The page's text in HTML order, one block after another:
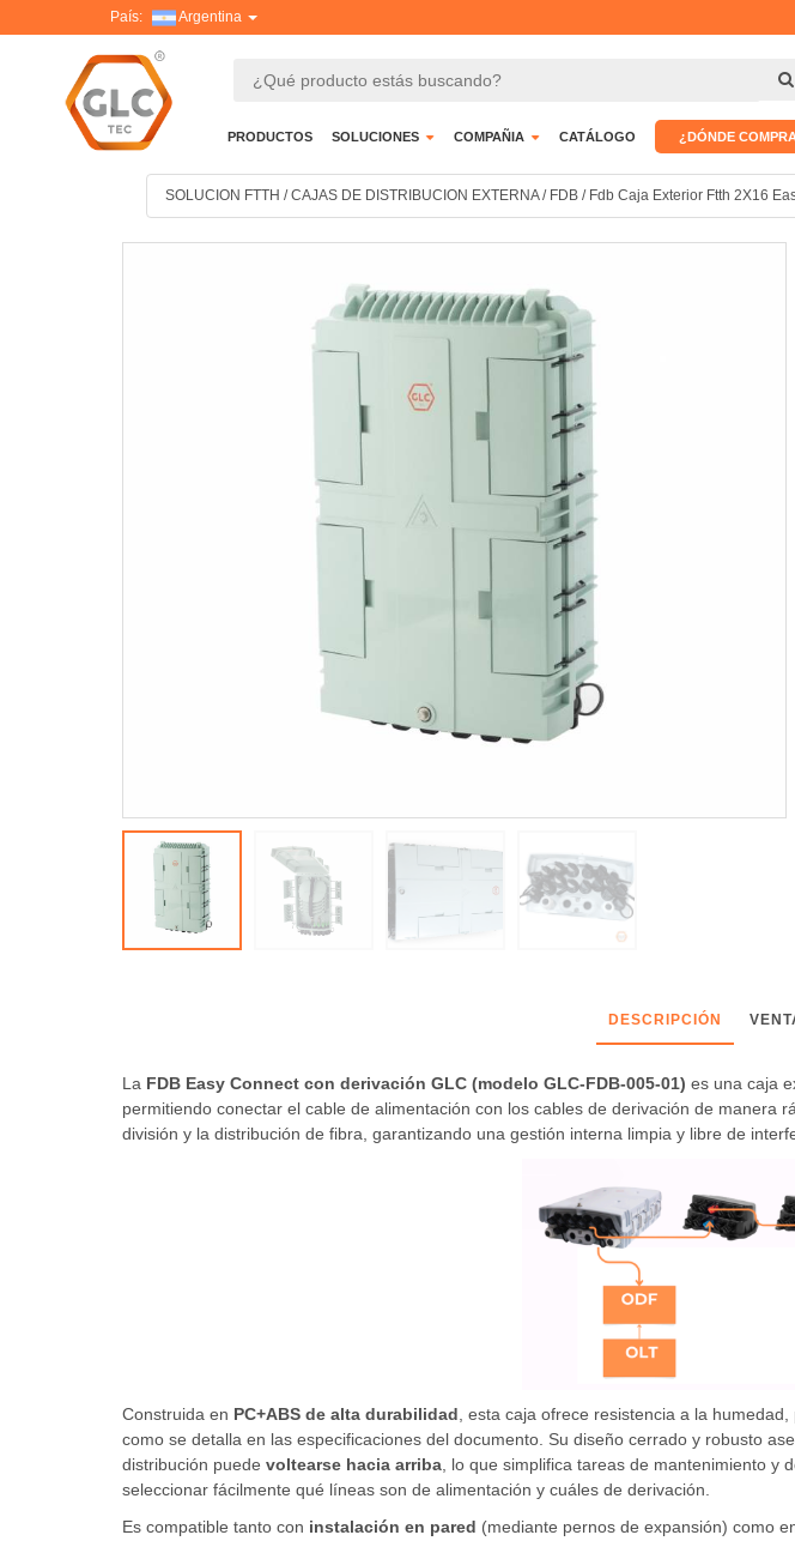
PRODUCTOS SOLUCIONES COMPAÑIA CATÁLOGO ¿DÓNDE
País: Argentina
SOLUCION FTTH /CAJAS DE DISTRIBUCION EXTERNA/ FDB / Fdb Caja Exterior Ftth 2X16
DESCRIPCIÓN
La FDB Easy Connect con derivación GLC (modelo GLC-FDB-005-01) es una caja
permitiendo conectar el cable de alimentación con los cables de derivación de manera
división y la distribución de fibra, garantizando una gestión interna limpia y libre de
Construida en PC+ABS de alta durabilidad, esta caja ofrece resistencia a la
como se detalla en las especificaciones del documento. Su diseño cerrado y robusto
distribución puede voltearse hacia arriba, lo que simplifica tareas de mantenimiento y
seleccionar fácilmente qué líneas son de alimentación y cuáles de derivación.
Es compatible tanto con instalación en pared (mediante pernos de expansión) como